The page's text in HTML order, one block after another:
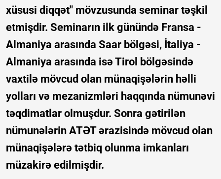
xüsusi diqqət" mövzusunda seminar təşkil
etmişdir. Seminarın ilk günündə Fransa -
Almaniya arasında Saar bölgəsi, İtaliya -
Almaniya arasında isə Tirol bölgəsində
vaxtilə mövcud olan münaqişələrin həlli
yolları və mezanizmləri haqqında nümunəvi
təqdimatlar olmuşdur. Sonra gətirilən
nümunələrin ATƏT ərazisində mövcud olan
münaqişələrə tətbiq olunma imkanları
müzakirə edilmişdir.